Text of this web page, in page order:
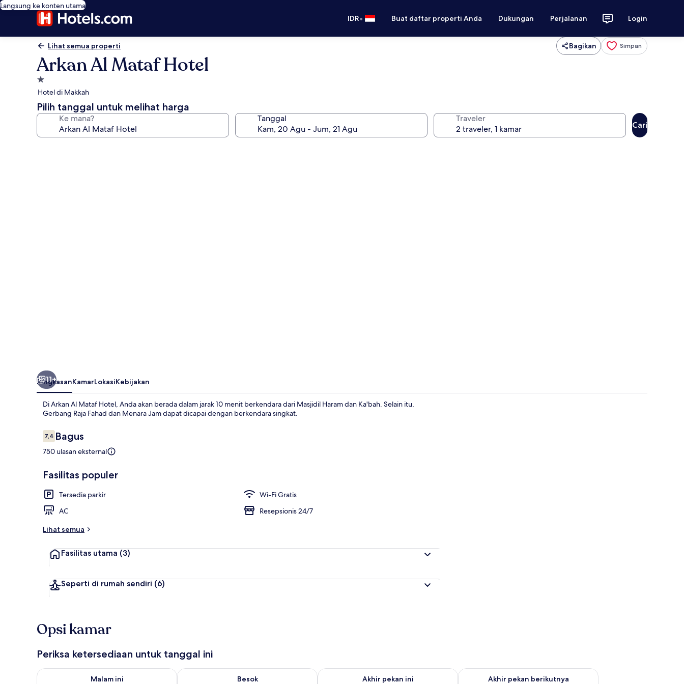
Langsung ke konten utama
IDR• Buat daftar properti Anda Dukungan Perjalanan Login
Lihat semua properti Bagikan Simpan
Arkan Al Mataf Hotel
Properti
bintang
1.0
Hotel di Makkah
Pilih tanggal untuk melihat harga
Ke mana? Tanggal Traveler
Cari
11+
RingkasanKamarLokasiKebijakan
Di Arkan Al Mataf Hotel, Anda akan berada dalam jarak 10 menit berkendara dari Masjidil Haram dan Ka'bah. Selain itu,
Gerbang Raja Fahad dan Menara Jam dapat dicapai dengan berkendara singkat.
Ulasan
7,47,4 dari 10
Bagus
750 ulasan eksternal
Fasilitas populer
Tersedia parkir
Wi-Fi Gratis
AC
Resepsionis 24/7
Lihat semua
Fasilitas utama (3)
Seperti di rumah sendiri (6)
Opsi kamar
Periksa ketersediaan untuk tanggal ini
Malam ini
Periksa ketersediaan untuk malam ini Agu 6 - Agu 7
Besok
Periksa ketersediaan untuk besok Agu 7 - Agu 8
Akhir pekan ini
Periksa ketersediaan untuk akhir pekan ini Agu 7 - Agu 9
Akhir pekan berikutnya
Periksa ketersediaan untuk akhir pekan berikutnya Agu 14 -